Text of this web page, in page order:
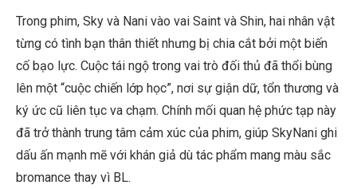
Trong phim, Sky và Nani vào vai Saint và Shin, hai nhân vật
từng có tình bạn thân thiết nhưng bị chia cắt bởi một biến
cố bạo lực. Cuộc tái ngộ trong vai trò đối thủ đã thổi bùng
lên một “cuộc chiến lớp học”, nơi sự giận dữ, tổn thương và
ký ức cũ liên tục va chạm. Chính mối quan hệ phức tạp này
đã trở thành trung tâm cảm xúc của phim, giúp SkyNani ghi
dấu ấn mạnh mẽ với khán giả dù tác phẩm mang màu sắc
bromance thay vì BL.